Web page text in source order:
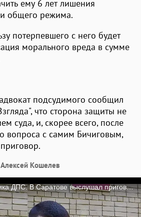
ему 6 лет лишения
общего режима.
потерпевшего с него будет
морального вреда в сумме
подсудимого сообщил
что сторона защиты не
суда, и, скорее всего, после
вопроса с самим Бичиговым,
Алексей Кошелев